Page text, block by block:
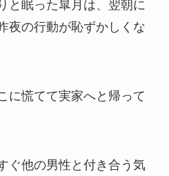
と眠った皐月は、翌朝に
夜の行動が恥ずかしくな
に慌てて実家へと帰って
ぐ他の男性と付き合う気